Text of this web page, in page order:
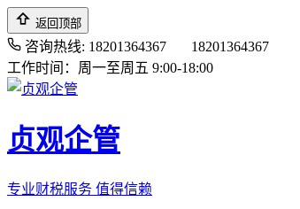
返回顶部
咨询热线: 18201364367
18201364367
工作时间：周一至周五 9:00-18:00
贞观企管
专业财税服务 值得信赖